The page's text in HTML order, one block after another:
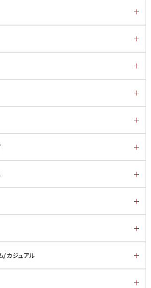
/カジュアル